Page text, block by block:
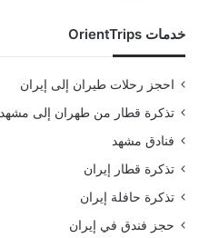
خدمات OrientTrips
احجز رحلات طيران إلى إيران
تذكرة قطار من طهران إلى مشهد
فنادق مشهد
تذكرة قطار إيران
تذكرة حافلة إيران
حجز فندق في إيران